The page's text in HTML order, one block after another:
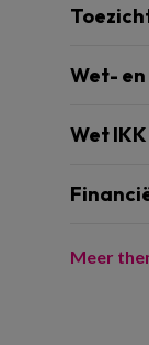
Wet-
Wet IKK
Meer